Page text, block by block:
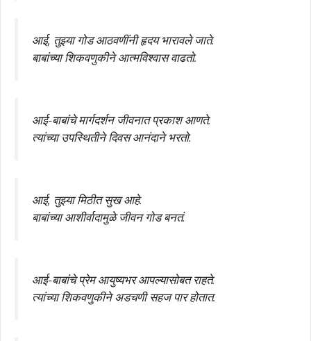
आई, तुझ्या गोड आठवणींनी हृदय भारावले जाते.
बाबांच्या शिकवणुकीने आत्मविश्वास वाढतो.
आई-बाबांचे मार्गदर्शन जीवनात प्रकाश आणते.
त्यांच्या उपस्थितीने दिवस आनंदाने भरतो.
आई, तुझ्या मिठीत सुख आहे.
बाबांच्या आशीर्वादामुळे जीवन गोड बनतं.
आई-बाबांचे प्रेम आयुष्यभर आपल्यासोबत राहते.
त्यांच्या शिकवणुकीने अडचणी सहज पार होतात.